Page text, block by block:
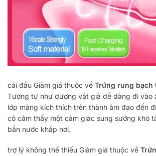
cái đầu Giảm giá thuộc về Trứng rung bạch
Tương tự như dương vật giả dễ dàng đi vào
lớp màng kích thích trên thành âm đạo đến
cô cảm thấy một cảm giác sung sướng khó
bắn nước khắp nơi.
trợ lý không thể thiếu Giảm giá thuộc về